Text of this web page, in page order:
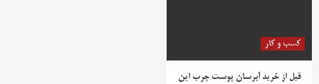
کسب و کار
قبل از خرید آبرسان پوست چرب این